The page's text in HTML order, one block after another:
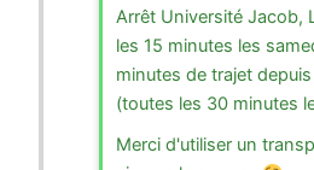
Arrêt Université Jacob,
les 15 minutes les
minutes de trajet
(toutes les 30 minutes
Merci d'utiliser un